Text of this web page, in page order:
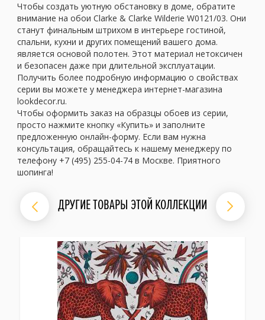
Чтобы создать уютную обстановку в доме, обратите
внимание на обои Clarke & Clarke Wilderie W0121/03. Они
станут финальным штрихом в интерьере гостиной,
спальни, кухни и других помещений вашего дома.
является основой полотен. Этот материал нетоксичен
и безопасен даже при длительной эксплуатации.
Получить более подробную информацию о свойствах
серии вы можете у менеджера интернет-магазина
lookdecor.ru.
Чтобы оформить заказ на образцы обоев из серии,
просто нажмите кнопку «Купить» и заполните
предложенную онлайн-форму. Если вам нужна
консультация, обращайтесь к нашему менеджеру по
телефону +7 (495) 255-04-74 в Москве. Приятного
шопинга!
ДРУГИЕ ТОВАРЫ ЭТОЙ КОЛЛЕКЦИИ